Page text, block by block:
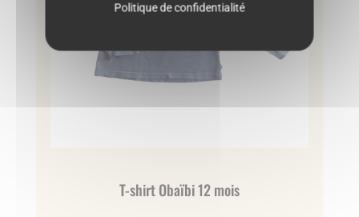
T-shirt Obaïbi 12 mois
Politique de confidentialité